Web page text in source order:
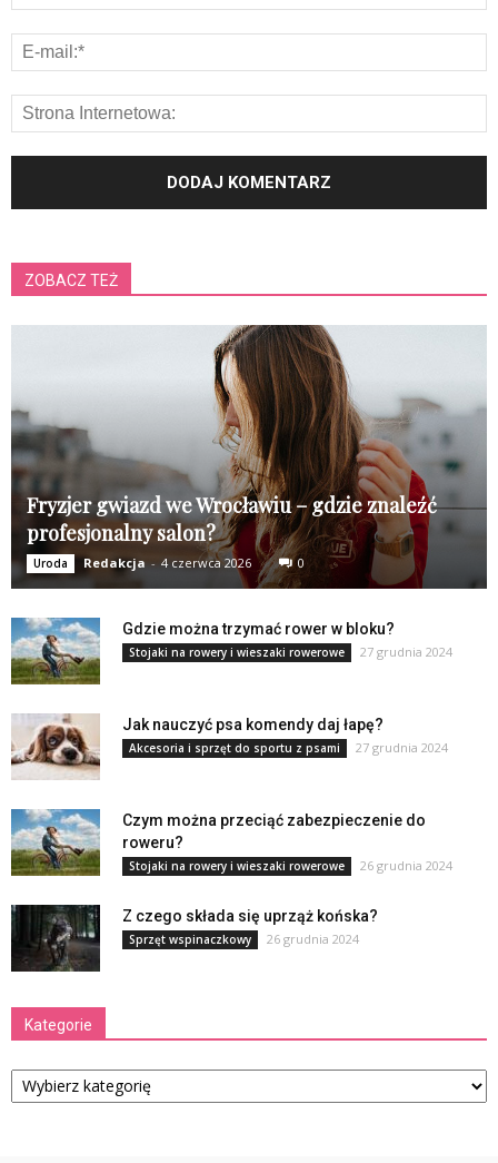
ZOBACZ TEŻ
Fryzjer gwiazd we Wrocławiu – gdzie znaleźć
profesjonalny salon?
Uroda Redakcja - 4 czerwca 2026 0
Gdzie można trzymać rower w bloku?
Stojaki na rowery i wieszaki rowerowe 27 grudnia 2024
Jak nauczyć psa komendy daj łapę?
Akcesoria i sprzęt do sportu z psami 27 grudnia 2024
Czym można przeciąć zabezpieczenie do
roweru?
Stojaki na rowery i wieszaki rowerowe 26 grudnia 2024
Z czego składa się uprząż końska?
Sprzęt wspinaczkowy 26 grudnia 2024
Kategorie
Kategorie